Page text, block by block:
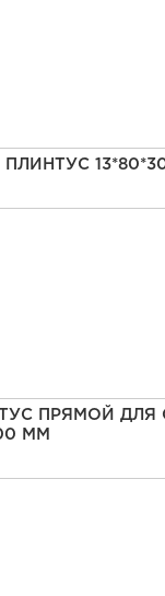
ПРЯМОЙ ДЛЯ
ММ